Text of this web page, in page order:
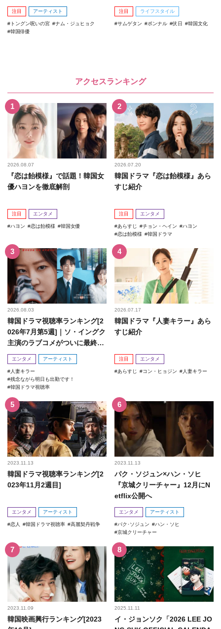
注目 アーティスト
トングン呪いの宮
ナム・ジュヒョク
韓国俳優
注目 ライフスタイル
サムゲタン ポンナル 伏日 韓国文化
アクセスランキング
2026.08.07
『恋は飴模様』で話題！韓国女
優ハヨンを徹底解剖
注目 エンタメ
ハヨン 恋は飴模様 韓国女優
2026.07.20
韓国ドラマ『恋は飴模様』あら
すじ紹介
注目 エンタメ
あらすじ チョン・ヘイン
ハヨン
恋は飴模様
韓国ドラマ
2026.08.03
韓国ドラマ視聴率ランキング[2
026年7月第5週]｜ソ・イングク
主演のラブコメがついに最終
回！
エンタメ アーティスト
人妻キラー
残念ながら明日も出勤です！
韓国ドラマ視聴率
2026.07.17
韓国ドラマ『人妻キラー』あら
すじ紹介
注目 エンタメ
あらすじ コン・ヒョジン 人妻キラー
2023.11.13
韓国ドラマ視聴率ランキング[2
023年11月2週目]
エンタメ アーティスト
恋人 韓国ドラマ視聴率 高麗契丹戦争
2023.11.13
パク・ソジュン×ハン・ソヒ
『京城クリーチャー』12月にN
etflix公開へ
エンタメ アーティスト
パク･ソジュン
ハン・ソヒ
京城クリーチャー
2023.11.09
韓国映画興行ランキング[2023
2025.11.11
イ・ジョンソク「2026 LEE JO